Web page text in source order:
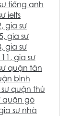
tiếng anh
ielts
, gia sư
gia sư
, gia sư
, gia sư
quận tân
bình
quận thủ
quận gò
sư nhà